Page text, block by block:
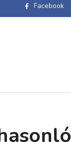
Facebook